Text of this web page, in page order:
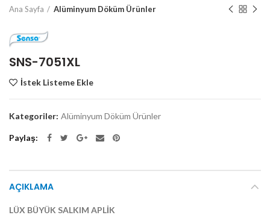
Ana Sayfa Alüminyum Döküm Ürünler
SNS-7051XL
İstek Listeme Ekle
Kategoriler: Alüminyum Döküm Ürünler
Paylaş
AÇIKLAMA
LÜX BÜYÜK SALKIM APLİK